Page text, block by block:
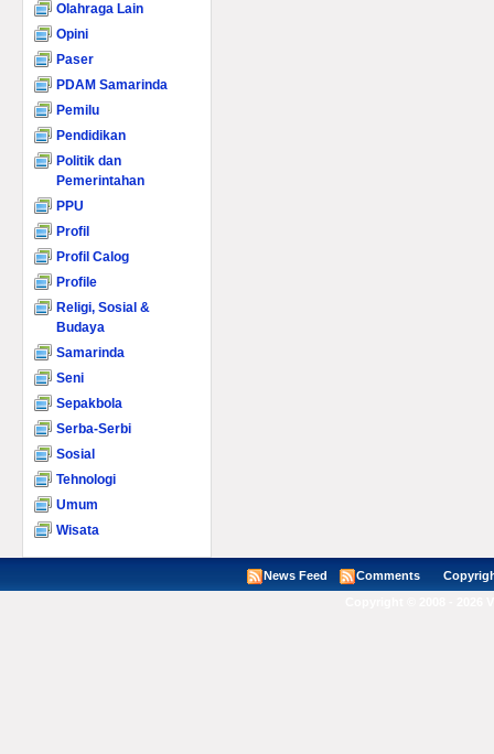
Olahraga Lain
Opini
Paser
PDAM Samarinda
Pemilu
Pendidikan
Politik dan
Pemerintahan
PPU
Profil
Profil Calog
Profile
Religi, Sosial &
Budaya
Samarinda
Seni
Sepakbola
Serba-Serbi
Sosial
Tehnologi
Umum
Wisata
News Feed Comments Copyright